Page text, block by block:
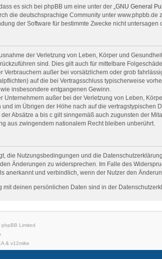
es sich bei phpBB um eine unter der „ GNU General
die deutschsprachige Community unter
der Software für bestimmte Zwecke nicht untersagen
der Verletzung von Leben, Körper und
sind. Dies gilt auch für mittelbare
Verbrauchern außer bei vorsätzlichem oder grob
auf die bei Vertragsschluss typischerweise
insbesondere entgangenen Gewinn.
Unternehmern außer bei der Verletzung von Leben,
im Übrigen der Höhe nach auf die
Absätze a bis c gilt sinngemäß auch zugunsten der
aus zwingendem nationalem Recht bleiben unberührt.
die Nutzungsbedingungen und die
Änderungen zu widersprechen. Im Falle des
anerkannt und verbindlich, wenn der Nutzer den
mit deinen persönlichen Daten sind in der
Limited
& v12mike